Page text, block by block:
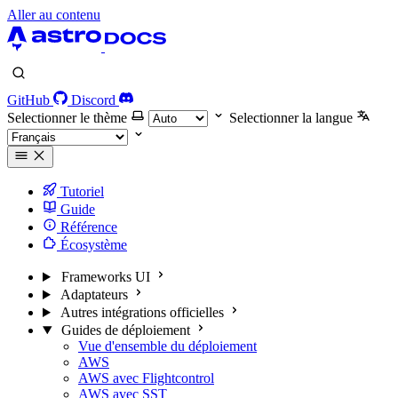
Aller au contenu
GitHub
Discord
Selectionner le thème
Selectionner la langue
Tutoriel
Guide
Référence
Écosystème
Frameworks UI
Adaptateurs
Autres intégrations officielles
Guides de déploiement
Vue d'ensemble du déploiement
AWS
AWS avec Flightcontrol
AWS avec SST